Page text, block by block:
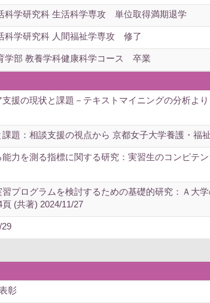
科学研究科 生活科学専攻 単位取得満期退学
科学研究科 人間福祉学専攻 修了
学部 教養学科健康科学コース 卒業
援の現状と課題－テキストマイニングの分析よ
題：相談支援の視点から 京都女子大学養護・福
力を測る指標に関する研究：実習生のコンピテ
プログラムを検討するための基礎的研究：Ａ大
(共著) 2024/11/27
彰